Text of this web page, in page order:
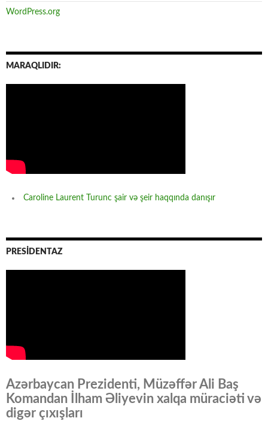
WordPress.org
MARAQLIDIR:
Caroline Laurent Turunc şair və şeir haqqında danışır
PRESİDENTAZ
Azərbaycan Prezidenti, Müzəffər Ali Baş
Komandan İlham Əliyevin xalqa müraciəti və
digər çıxışları